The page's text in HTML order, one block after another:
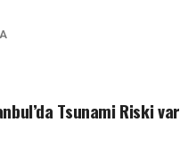
Tsunami Riski var